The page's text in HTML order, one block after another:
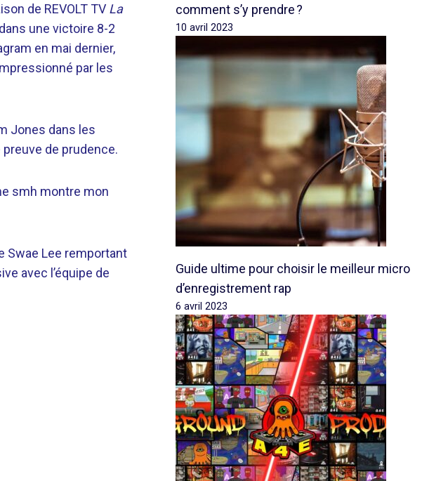
de REVOLT TV La
une victoire 8-2
en mai dernier,
par les
Jones dans les
de prudence.
smh montre mon
Swae Lee remportant
avec l’équipe de
comment s’y prendre ?
10 avril 2023
Guide ultime pour choisir le meilleur micro
d’enregistrement rap
6 avril 2023